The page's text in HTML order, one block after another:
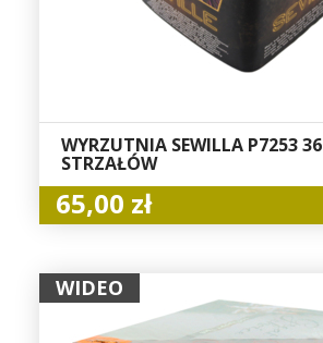
WYRZUTNIA SEWILLA P7253 36
STRZAŁÓW
65,00 zł
WIDEO